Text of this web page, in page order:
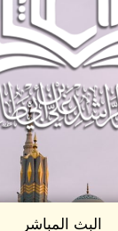
البث المباشر